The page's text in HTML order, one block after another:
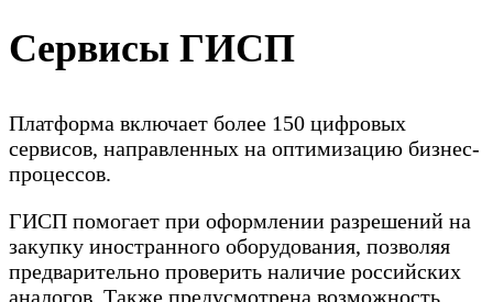
Сервисы ГИСП
Платформа включает более 150 цифровых
сервисов, направленных на оптимизацию бизнес-
процессов.
ГИСП помогает при оформлении разрешений на
закупку иностранного оборудования, позволяя
предварительно проверить наличие российских
аналогов. Также предусмотрена возможность